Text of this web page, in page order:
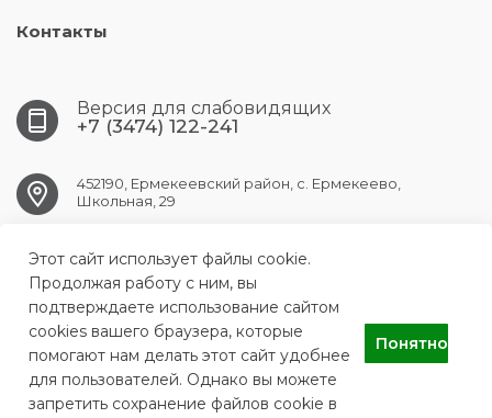
Контакты
Версия для слабовидящих
+7 (3474) 122-241
452190, Ермекеевский район, с. Ермекеево,
Школьная, 29
ermekeev.crb@doctorrb.ru
ГБУЗ РБ Ермекеевская ЦРБ
Этот сайт использует файлы cookie.
Продолжая работу с ним, вы
подтверждаете использование сайтом
cookies вашего браузера, которые
помогают нам делать этот сайт удобнее
для пользователей. Однако вы можете
запретить сохранение файлов cookie в
Понятно